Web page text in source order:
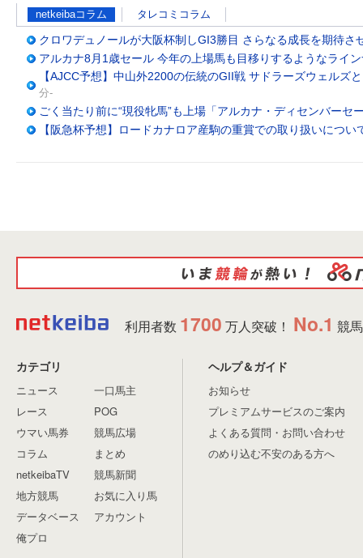
netkeibaコラム タレコミコラム
クロワデュノールが大阪杯制しGI3勝目 さらなる成長を期待さ
アルカナ8月1歳セール 今年の上場馬も目移りするようなライ
【AJCC予想】中山外2200の伝統のGII戦 サドラーズウェルズ
分-
ごく当たり前に“現役牝馬”も上場「アルカナ・ディセンバーセ
【阪急杯予想】ロードカナロア産駒の重賞での取り扱いについ
利用者数 1700 万人突破！ No.1 競
カテゴリ
ニュース
レース
ウマい馬券
コラム
netkeibaTV
地方競馬
データベース
俺プロ
一口馬主
POG
競馬広場
まとめ
競馬新聞
お気に入り馬
アカウント
ヘルプ＆ガイド
お知らせ
プレミアムサービスのご案内
よくある質問・お問い合わせ
のめり込む不安のある方へ